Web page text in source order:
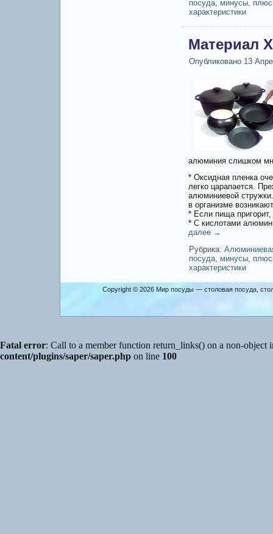
посуда, минусы,
характеристики
Материал
Опубликовано 13
алюминия слишком
* Оксидная пленка
легко царапается.
алюминиевой
в организме
* Если пища
* С кислотами
далее →
Рубрика:
посуда, минусы,
характеристики
Copyright © 2026 Мир посуды — столовая посуда,
Fatal error: Call to a member function return_links() on a non-object
content/plugins/saper/saper.php on line 100